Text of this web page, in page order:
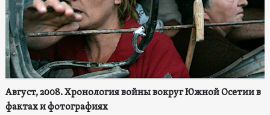
Август, 2008. Хронология войны вокруг Южной Осетии в
фактах и фотографиях